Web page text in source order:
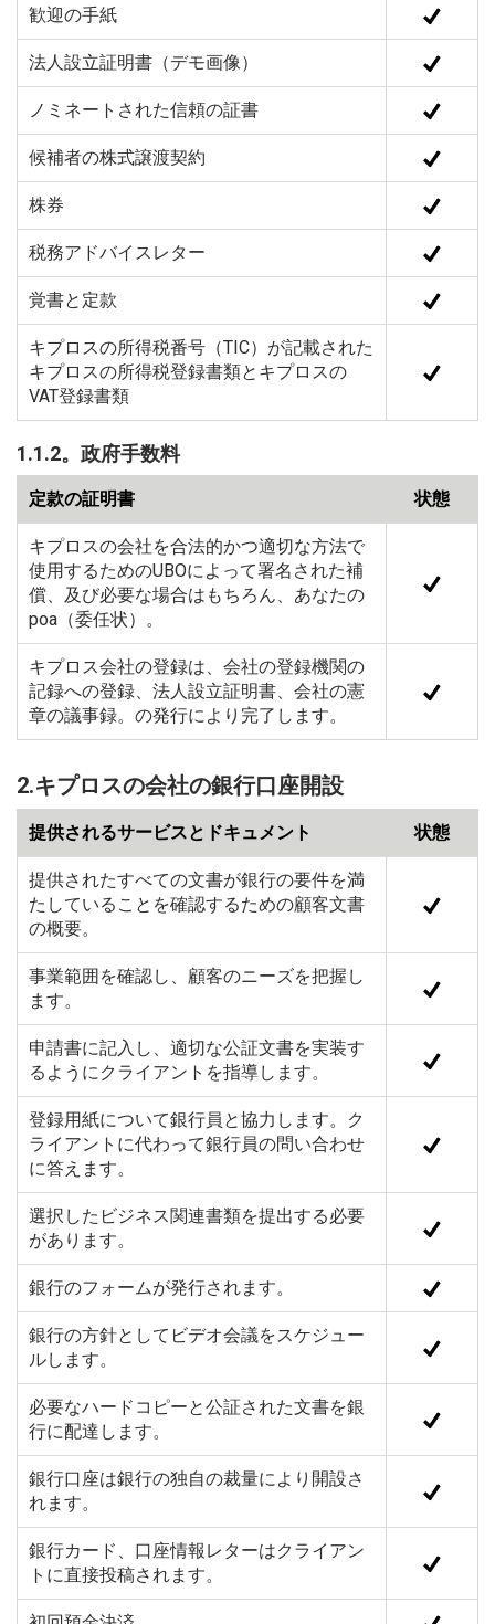
歓迎の手紙
法人設立証明書（デモ画像）
ノミネートされた信頼の証書
候補者の株式譲渡契約
株券
税務アドバイスレター
覚書と定款
キプロスの所得税番号（TIC）が記載された
キプロスの所得税登録書類とキプロスの
VAT登録書類
1.1.2。政府手数料
定款の証明書 状態
キプロスの会社を合法的かつ適切な方法で
使用するためのUBOによって署名された補
償、及び必要な場合はもちろん、あなたの
poa（委任状）。
キプロス会社の登録は、会社の登録機関の
記録への登録、法人設立証明書、会社の憲
章の議事録。の発行により完了します。
2.キプロスの会社の銀行口座開設
提供されるサービスとドキュメント 状態
提供されたすべての文書が銀行の要件を満
たしていることを確認するための顧客文書
の概要。
事業範囲を確認し、顧客のニーズを把握し
ます。
申請書に記入し、適切な公証文書を実装す
るようにクライアントを指導します。
登録用紙について銀行員と協力します。ク
ライアントに代わって銀行員の問い合わせ
に答えます。
選択したビジネス関連書類を提出する必要
があります。
銀行のフォームが発行されます。
銀行の方針としてビデオ会議をスケジュー
ルします。
必要なハードコピーと公証された文書を銀
行に配達します。
銀行口座は銀行の独自の裁量により開設さ
れます。
銀行カード、口座情報レターはクライアン
トに直接投稿されます。